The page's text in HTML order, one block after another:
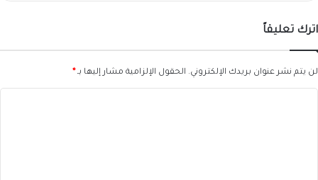
اترك تعليقاً
لن يتم نشر عنوان بريدك الإلكتروني. الحقول الإلزامية مشار إليها بـ *